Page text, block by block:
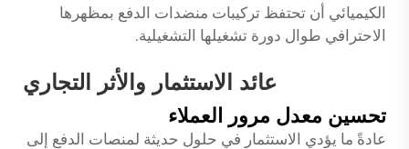
الكيميائي أن تحتفظ تركيبات منضدات الدفع بمظهرها
الاحترافي طوال دورة تشغيلها التشغيلية.
عائد الاستثمار والأثر التجاري
تحسين معدل مرور العملاء
عادةً ما يؤدي الاستثمار في حلول حديثة لمنصات الدفع إلى